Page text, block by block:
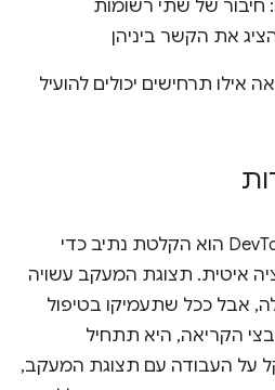
: חיבור של שתי רשומות
את הקשר ביניהן
אילו תרחישים יכולים להועיל
תהליך עבודה נפוץ ב-DevTools הוא הקלטת נתיב כדי
איטית. תצוגת המעקב עשויה
אבל ככל שתעמיקו בטיפול
הקריאה, היא תתחיל
על העבודה עם תצוגת המעקב,